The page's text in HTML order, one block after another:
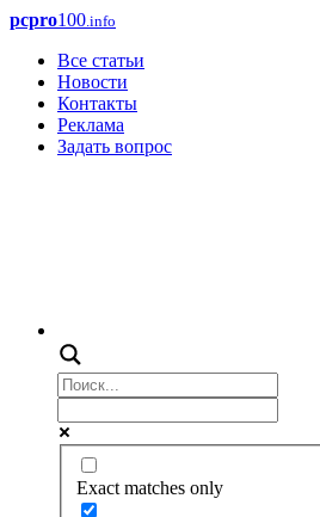
pcpro100.info
Все статьи
Новости
Контакты
Реклама
Задать вопрос
Exact matches only